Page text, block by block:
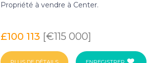
Propriété à vendre à Center.
£100 113 [€115 000]